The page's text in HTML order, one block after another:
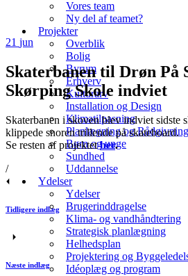
Vores team
Ny del af teamet?
Projekter
Overblik
Bolig
Byrum
Erhverv
Kulturarv
Installation og Design
Klimatilpasning
Planlægning og Rådgivning
Børn og unge
Sundhed
Uddannelse
Ydelser
Ydelser
Brugerinddragelse
Klima- og vandhåndtering
Strategisk planlægning
Helhedsplan
Projektering og
Idéoplæg og program
21 jun
Skaterbanen til Drøn På
Skørping Skole indviet
Skaterbanen i skoven blev indviet sidste
klippede snoren trillende på skateboard.
Se resten af projektether.
/
Tidligere indlæg
Næste indlæg